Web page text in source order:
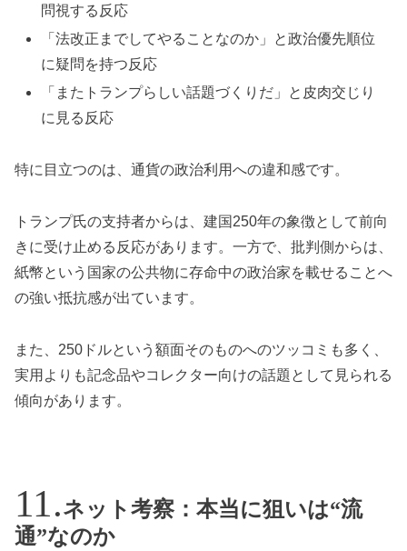
問視する反応
「法改正までしてやることなのか」と政治優先順位
に疑問を持つ反応
「またトランプらしい話題づくりだ」と皮肉交じり
に見る反応
特に目立つのは、通貨の政治利用への違和感です。
トランプ氏の支持者からは、建国250年の象徴として前向
きに受け止める反応があります。一方で、批判側からは、
紙幣という国家の公共物に存命中の政治家を載せることへ
の強い抵抗感が出ています。
また、250ドルという額面そのものへのツッコミも多く、
実用よりも記念品やコレクター向けの話題として見られる
傾向があります。
ネット考察：本当に狙いは“流
通”なのか